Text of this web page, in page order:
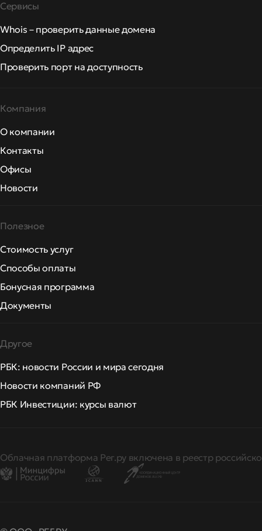
Сервисы
Whois – проверить данные домена
Определить IP адрес
Проверить порт на доступность
Компания
О компании
Контакты
Офисы
Новости
Полезное
Стоимость услуг
Способы оплаты
Бонусная программа
Документы
Другое
РБК: новости России и мира сегодня
Новости компаний РФ
РБК Инвестиции: курсы валют
Облачная платформа Рег.ру включена в реестр